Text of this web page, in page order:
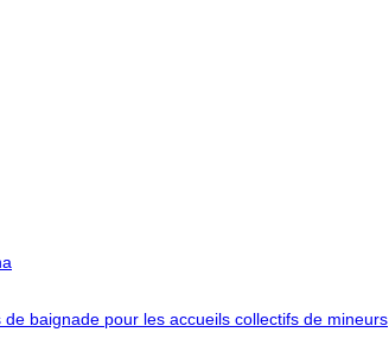
baignade pour les accueils collectifs de mineurs